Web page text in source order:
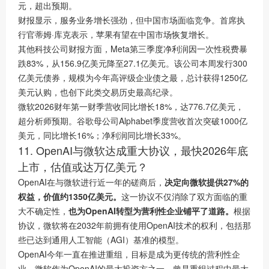
元，超出预期。
财报显示，服务业务增长强劲，但中国市场面临竞争。首席执
行官蒂姆·库克表示，苹果有望在中国市场恢复增长。
其他科技公司财报方面，Meta第三季度净利润因一次性税费暴
跌83%，从156.9亿美元降至27.1亿美元。该公司本周发行300
亿美元债券，规模为今年高评级企业债之最，总计获得1250亿
美元认购，也创下此类交易历史最高纪录。
微软2026财年第一财季营收同比增长18%，达776.7亿美元，
超分析师预期。谷歌母公司Alphabet季度营收首次突破1000亿
美元，同比增长16%；净利润同比增长33%。
11. OpenAI与微软达成重大协议，最快2026年底
上市，估值或达万亿美元？
OpenAI在与微软进行近一年的磋商后， 决定向微软提供27%的
权益，价值约1350亿美元。 这一协议不仅消除了双方面临的重
大不确定性， 也为OpenAI转型为营利性企业铺平了道路。 根据
协议，微软将在2032年前拥有使用OpenAI技术的权利，包括那
些已达到通用人工智能（AGI）基准的模型。
OpenAI今年一直在推进重组，目标是成为更传统的营利性企